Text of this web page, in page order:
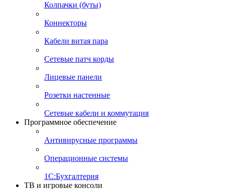
Колпачки (буты)
Коннекторы
Кабели витая пара
Сетевые патч корды
Лицевые панели
Розетки настенные
Сетевые кабели и коммутация
Программное обеспечение
Антивирусные программы
Операционные системы
1С:Бухгалтерия
ТВ и игровые консоли